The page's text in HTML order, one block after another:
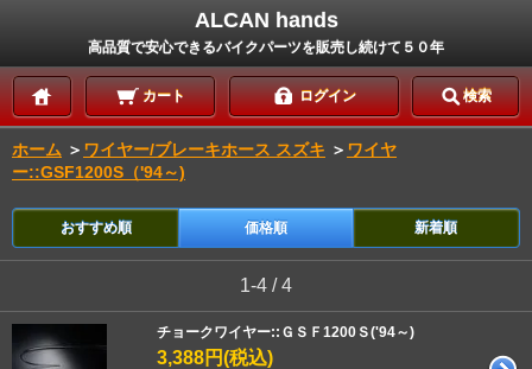
ALCAN hands
高品質で安心できるバイクパーツを販売し続けて５０年
カート ログイン 検索
ホーム ＞ ワイヤー/ブレーキホース スズキ ＞ ワイヤ
ー::GSF1200S（'94～)
おすすめ順 価格順 新着順
1-4 / 4
チョークワイヤー::ＧＳＦ1200Ｓ('94～)
3,388円(税込)